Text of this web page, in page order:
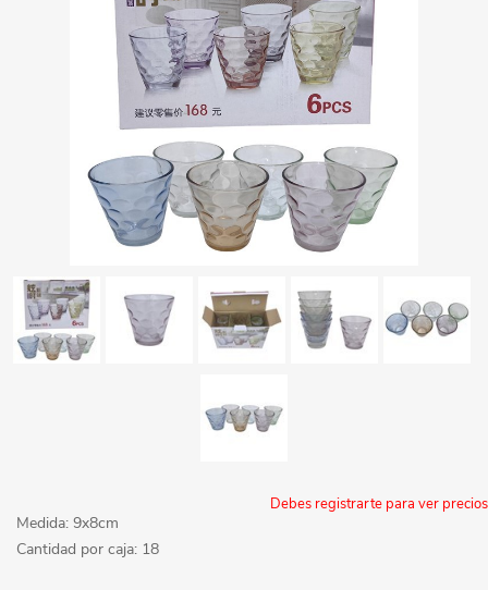
Debes registrarte para ver precios
Medida: 9x8cm
Cantidad por caja: 18